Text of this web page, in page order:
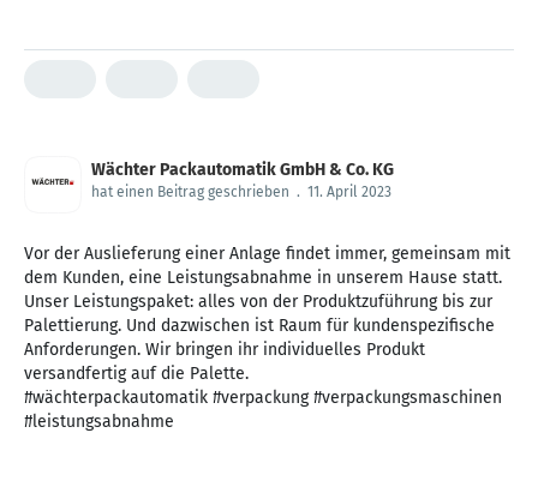
Wächter Packautomatik GmbH & Co. KG
hat einen Beitrag geschrieben . 11. April 2023
Vor der Auslieferung einer Anlage findet immer, gemeinsam mit
dem Kunden, eine Leistungsabnahme in unserem Hause statt.
Unser Leistungspaket: alles von der Produktzuführung bis zur
Palettierung. Und dazwischen ist Raum für kundenspezifische
Anforderungen. Wir bringen ihr individuelles Produkt
versandfertig auf die Palette.
#wächterpackautomatik #verpackung #verpackungsmaschinen
#leistungsabnahme